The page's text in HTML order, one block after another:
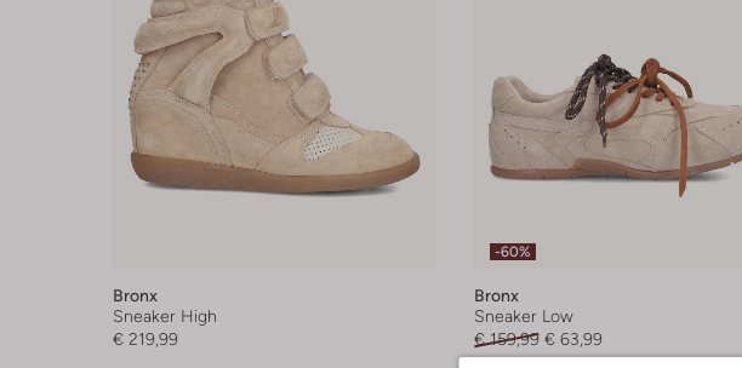
Bronx
Sneaker High
€ 219,99
-60%
Bronx
Sneaker Low
€ 159,99 € 63,99